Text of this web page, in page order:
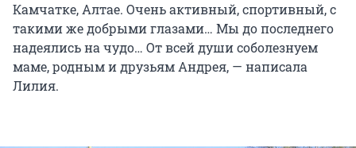
Камчатке, Алтае. Очень активный, спортивный, с
такими же добрыми глазами… Мы до последнего
надеялись на чудо… От всей души соболезнуем
маме, родным и друзьям Андрея, — написала
Лилия.